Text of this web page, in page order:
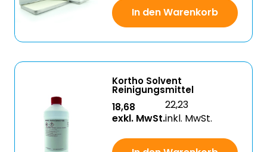
In den Warenkorb
Kortho Solvent
Reinigungsmittel
18,68
exkl. MwSt.
22,23
inkl. MwSt.